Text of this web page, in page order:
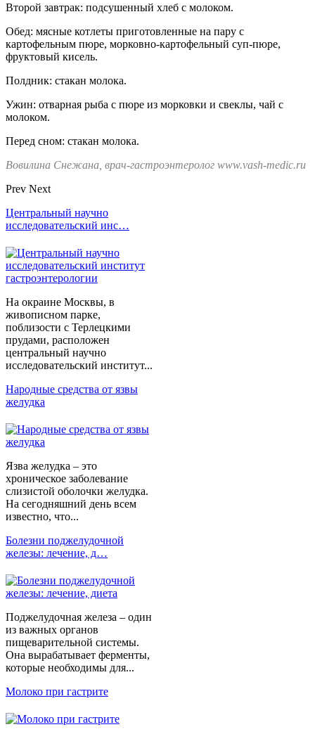
Второй завтрак: подсушенный хлеб с молоком.
Обед: мясные котлеты приготовленные на пару с
картофельным пюре, морковно-картофельный суп-пюре,
фруктовый кисель.
Полдник: стакан молока.
Ужин: отварная рыба с пюре из морковки и свеклы, чай с
молоком.
Перед сном: стакан молока.
Вовилина Снежана, врач-гастроэнтеролог www.vash-medic.ru
Prev Next
Центральный научно
исследовательский инс…
На окраине Москвы, в
живописном парке,
поблизости с Терлецкими
прудами, расположен
центральный научно
исследовательский институт...
Народные средства от язвы
желудка
Язва желудка – это
хроническое заболевание
слизистой оболочки желудка.
На сегодняшний день всем
известно, что...
Болезни поджелудочной
железы: лечение, д…
Поджелудочная железа – один
из важных органов
пищеварительной системы.
Она вырабатывает ферменты,
которые необходимы для...
Молоко при гастрите